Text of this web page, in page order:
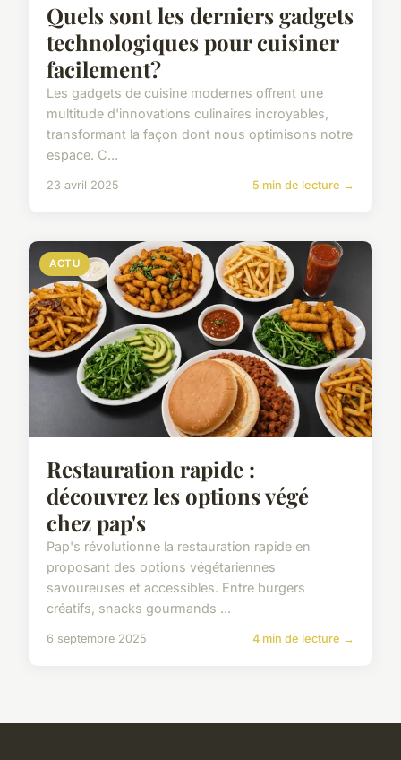
Quels sont les derniers gadgets
technologiques pour cuisiner
facilement?
Les gadgets de cuisine modernes offrent une
multitude d'innovations culinaires incroyables,
transformant la façon dont nous optimisons notre
espace. C...
23 avril 2025 5 min de lecture →
ACTU
Restauration rapide :
découvrez les options végé
chez pap's
Pap's révolutionne la restauration rapide en
proposant des options végétariennes
savoureuses et accessibles. Entre burgers
créatifs, snacks gourmands ...
6 septembre 2025 4 min de lecture →